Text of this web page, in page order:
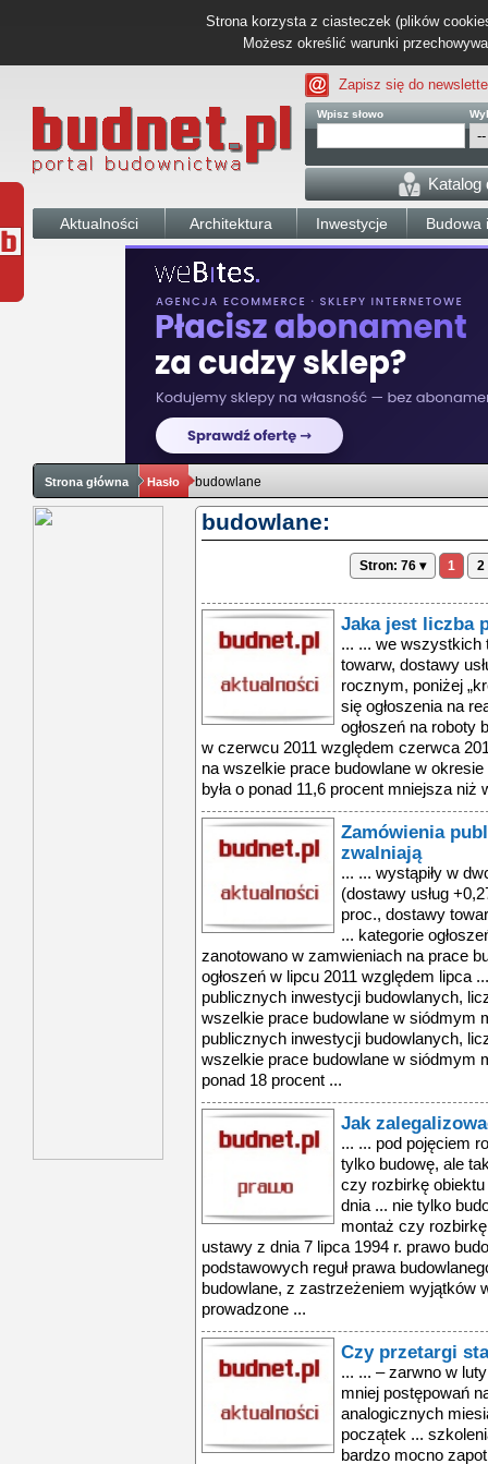
Strona korzysta z ciasteczek (plików
Możesz określić warunki
Zapisz się do
Wpisz słowo
Katalog
Aktualności Architektura Inwestycje Budowa
Strona główna Hasło budowlane
budowlane:
Stron: 76 ▾ 1 2
Jaka jest liczba
... ... we wszystkich
towarw, dostawy
rocznym, poniżej
się ogłoszenia na
ogłoszeń na roboty
w czerwcu 2011 względem czerwca
na wszelkie prace budowlane w
była o ponad 11,6 procent mniejsza niż
Zamówienia
zwalniają
... ... wystąpiły w
(dostawy usług
proc., dostawy
... kategorie
zanotowano w zamwieniach na prace
ogłoszeń w lipcu 2011 względem lipca
publicznych inwestycji budowlanych,
wszelkie prace budowlane w siódmym
publicznych inwestycji budowlanych,
wszelkie prace budowlane w siódmym
ponad 18 procent ...
Jak
... ... pod pojęciem
tylko budowę, ale
czy rozbirkę
dnia ... nie tylko
montaż czy
ustawy z dnia 7 lipca 1994 r. prawo
podstawowych reguł prawa
budowlane, z zastrzeżeniem wyjątków
prowadzone ...
Czy przetargi
... ... – zarwno w
mniej postępowań
analogicznych
początek ...
bardzo mocno